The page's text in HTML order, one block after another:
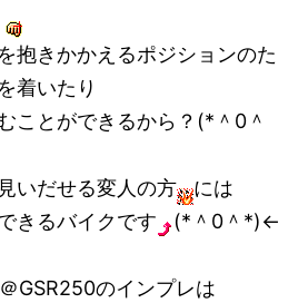
抱きかかえるポジションのた
着いたり
ことができるから？(*＾0＾
いだせる変人の方
には
きるバイクです
(*＾0＾*)←
GSR250のインプレは